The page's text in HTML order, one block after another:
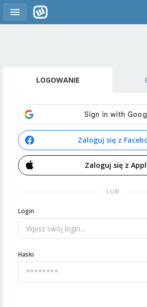
LOGOWANIE
Zaloguj się z
Zaloguj się z
LUB
Login
Hasło